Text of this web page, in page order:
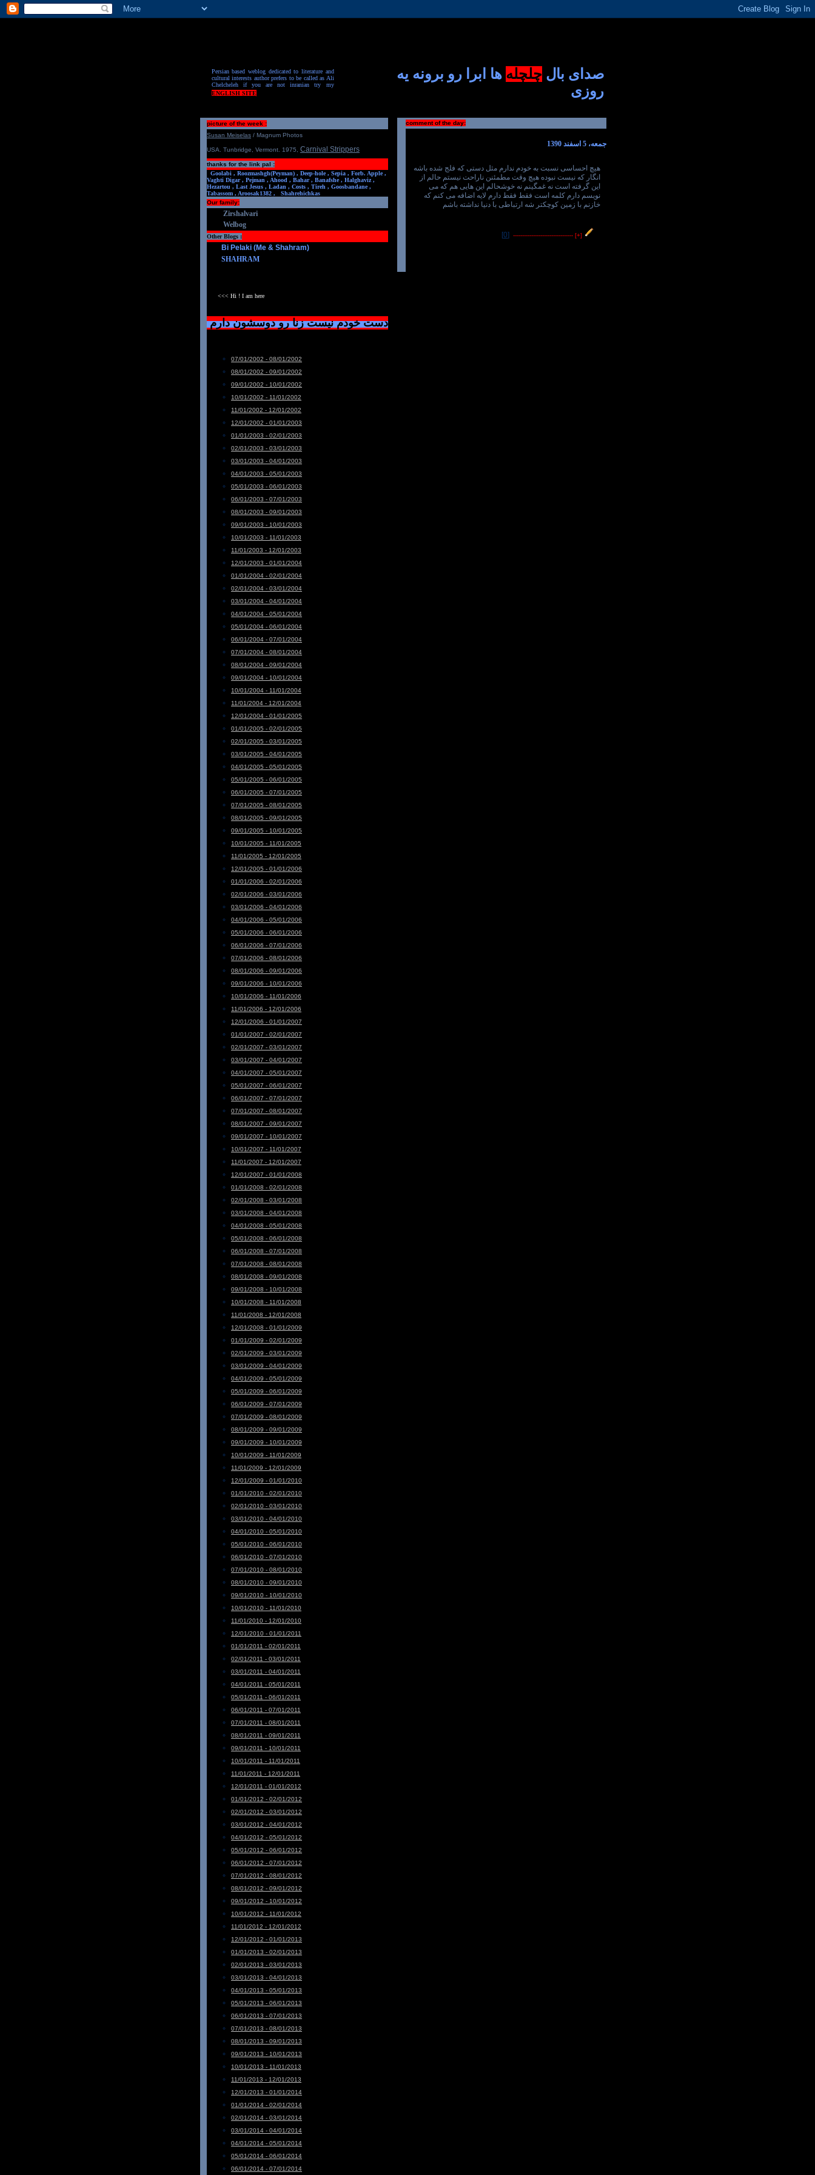
Persian based weblog dedicated to literature and
cultural interests author prefers to be called as Ali
Chelcheleh if you are not inranian try my
ENGLISH SITE
صدای بال چلچله ها ابرا رو برونه یه
روزی
comment of the day:
جمعه، 5 اسفند 1390
هیچ احساسی نسبت به خودم ندارم مثل دستی که فلج شده باشه
انگار که نیست نبوده هیچ وقت مطمئنن ناراحت نیستم حالم از
این گرفته است نه غمگینم نه خوشحالم این هایی هم که می
نویسم دارم کلمه است فقط فقط دارم لایه اضافه می کنم که
خازنم با زمین کوچکتر شه ارتباطی با دنیا نداشته باشم
[+]
---------------------------------
[0]
picture of the week :
Susan Meiselas / Magnum Photos
USA. Tunbridge, Vermont. 1975 Carnival Strippers
thanks for the link pal :
Goolabi , Roozmashgh(Peyman) , Deep-hole , Sepia , Forb. Apple ,
Vaghti Digar , Pejman , Ahood , Bahar , Banafshe , Halghaviz ,
Hezartou , Last Jesus , Ladan , Costs , Tireh , Goosbandane ,
Tabassom , Aroosak1382 ,
Shahrehichkas
Our family:
Zirshalvari
Welbog
Other Blogs :
Bi Pelaki (Me & Shahram)
SHAHRAM
<<< Hi ! I am here
دست خودم نیست زنا رو دوسشون دارم
07/01/2002 - 08/01/2002
08/01/2002 - 09/01/2002
09/01/2002 - 10/01/2002
10/01/2002 - 11/01/2002
11/01/2002 - 12/01/2002
12/01/2002 - 01/01/2003
01/01/2003 - 02/01/2003
02/01/2003 - 03/01/2003
03/01/2003 - 04/01/2003
04/01/2003 - 05/01/2003
05/01/2003 - 06/01/2003
06/01/2003 - 07/01/2003
08/01/2003 - 09/01/2003
09/01/2003 - 10/01/2003
10/01/2003 - 11/01/2003
11/01/2003 - 12/01/2003
12/01/2003 - 01/01/2004
01/01/2004 - 02/01/2004
02/01/2004 - 03/01/2004
03/01/2004 - 04/01/2004
04/01/2004 - 05/01/2004
05/01/2004 - 06/01/2004
06/01/2004 - 07/01/2004
07/01/2004 - 08/01/2004
08/01/2004 - 09/01/2004
09/01/2004 - 10/01/2004
10/01/2004 - 11/01/2004
11/01/2004 - 12/01/2004
12/01/2004 - 01/01/2005
01/01/2005 - 02/01/2005
02/01/2005 - 03/01/2005
03/01/2005 - 04/01/2005
04/01/2005 - 05/01/2005
05/01/2005 - 06/01/2005
06/01/2005 - 07/01/2005
07/01/2005 - 08/01/2005
08/01/2005 - 09/01/2005
09/01/2005 - 10/01/2005
10/01/2005 - 11/01/2005
11/01/2005 - 12/01/2005
12/01/2005 - 01/01/2006
01/01/2006 - 02/01/2006
02/01/2006 - 03/01/2006
03/01/2006 - 04/01/2006
04/01/2006 - 05/01/2006
05/01/2006 - 06/01/2006
06/01/2006 - 07/01/2006
07/01/2006 - 08/01/2006
08/01/2006 - 09/01/2006
09/01/2006 - 10/01/2006
10/01/2006 - 11/01/2006
11/01/2006 - 12/01/2006
12/01/2006 - 01/01/2007
01/01/2007 - 02/01/2007
02/01/2007 - 03/01/2007
03/01/2007 - 04/01/2007
04/01/2007 - 05/01/2007
05/01/2007 - 06/01/2007
06/01/2007 - 07/01/2007
07/01/2007 - 08/01/2007
08/01/2007 - 09/01/2007
09/01/2007 - 10/01/2007
10/01/2007 - 11/01/2007
11/01/2007 - 12/01/2007
12/01/2007 - 01/01/2008
01/01/2008 - 02/01/2008
02/01/2008 - 03/01/2008
03/01/2008 - 04/01/2008
04/01/2008 - 05/01/2008
05/01/2008 - 06/01/2008
06/01/2008 - 07/01/2008
07/01/2008 - 08/01/2008
08/01/2008 - 09/01/2008
09/01/2008 - 10/01/2008
10/01/2008 - 11/01/2008
11/01/2008 - 12/01/2008
12/01/2008 - 01/01/2009
01/01/2009 - 02/01/2009
02/01/2009 - 03/01/2009
03/01/2009 - 04/01/2009
04/01/2009 - 05/01/2009
05/01/2009 - 06/01/2009
06/01/2009 - 07/01/2009
07/01/2009 - 08/01/2009
08/01/2009 - 09/01/2009
09/01/2009 - 10/01/2009
10/01/2009 - 11/01/2009
11/01/2009 - 12/01/2009
12/01/2009 - 01/01/2010
01/01/2010 - 02/01/2010
02/01/2010 - 03/01/2010
03/01/2010 - 04/01/2010
04/01/2010 - 05/01/2010
05/01/2010 - 06/01/2010
06/01/2010 - 07/01/2010
07/01/2010 - 08/01/2010
08/01/2010 - 09/01/2010
09/01/2010 - 10/01/2010
10/01/2010 - 11/01/2010
11/01/2010 - 12/01/2010
12/01/2010 - 01/01/2011
01/01/2011 - 02/01/2011
02/01/2011 - 03/01/2011
03/01/2011 - 04/01/2011
04/01/2011 - 05/01/2011
05/01/2011 - 06/01/2011
06/01/2011 - 07/01/2011
07/01/2011 - 08/01/2011
08/01/2011 - 09/01/2011
09/01/2011 - 10/01/2011
10/01/2011 - 11/01/2011
11/01/2011 - 12/01/2011
12/01/2011 - 01/01/2012
01/01/2012 - 02/01/2012
02/01/2012 - 03/01/2012
03/01/2012 - 04/01/2012
04/01/2012 - 05/01/2012
05/01/2012 - 06/01/2012
06/01/2012 - 07/01/2012
07/01/2012 - 08/01/2012
08/01/2012 - 09/01/2012
09/01/2012 - 10/01/2012
10/01/2012 - 11/01/2012
11/01/2012 - 12/01/2012
12/01/2012 - 01/01/2013
01/01/2013 - 02/01/2013
02/01/2013 - 03/01/2013
03/01/2013 - 04/01/2013
04/01/2013 - 05/01/2013
05/01/2013 - 06/01/2013
06/01/2013 - 07/01/2013
07/01/2013 - 08/01/2013
08/01/2013 - 09/01/2013
09/01/2013 - 10/01/2013
10/01/2013 - 11/01/2013
11/01/2013 - 12/01/2013
12/01/2013 - 01/01/2014
01/01/2014 - 02/01/2014
02/01/2014 - 03/01/2014
03/01/2014 - 04/01/2014
04/01/2014 - 05/01/2014
05/01/2014 - 06/01/2014
06/01/2014 - 07/01/2014